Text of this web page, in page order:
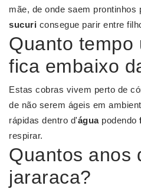
mãe, de onde saem prontinhos
sucuri consegue parir entre
Quanto tempo
fica embaixo
Estas cobras vivem perto de
de não serem ágeis em
rápidas dentro d'águapodendo
respirar.
Quantos anos
jararaca?